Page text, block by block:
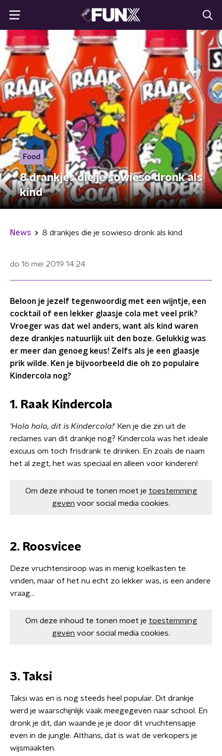
Food
8 drankjes die je sowieso dronk als
kind
News 8 drankjes die je sowieso dronk als kind
do 16 mei 2019 14:24
Beloon je jezelf tegenwoordig met een wijntje, een
cocktail of een lekker glaasje cola met veel prik?
Vroeger was dat wel anders, want als kind waren
deze drankjes natuurlijk uit den boze. Gelukkig was
er meer dan genoeg keus! Zelfs als je een glaasje
prik wilde. Ken je bijvoorbeeld die oh zo populaire
Kindercola nog?
1. Raak Kindercola
'Hola hola, dit is Kindercola!'Ken je die zin uit de
reclames van dit drankje nog? Kindercola was het ideale
excuus om toch frisdrank te drinken. En zoals de naam
het al zegt, het was speciaal en alleen voor kinderen!
Om deze inhoud te tonen moet je toestemming
geven voor social media cookies.
2. Roosvicee
Deze vruchtensiroop was in menig koelkasten te
vinden, maar of het nu echt zo lekker was, is een andere
vraag...
Om deze inhoud te tonen moet je toestemming
geven voor social media cookies.
3. Taksi
Taksi was en is nog steeds heel populair. Dit drankje
werd je waarschijnlijk vaak meegegeven naar school. En
dronk je dit, dan waande je je door dit vruchtensapje
even in de jungle. Althans, dat is wat de verkopers je
wijsmaakten.